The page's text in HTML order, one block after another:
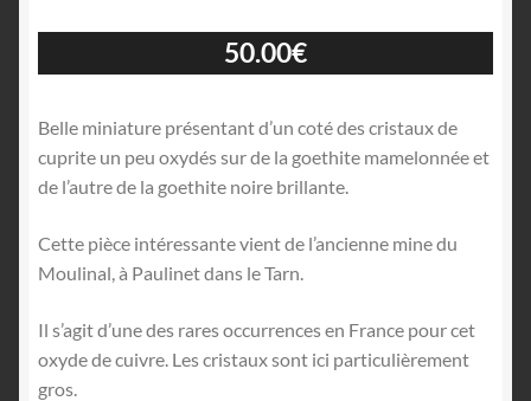
50.00€
Belle miniature présentant d’un coté des cristaux de
cuprite un peu oxydés sur de la goethite mamelonnée et
de l’autre de la goethite noire brillante.
Cette pièce intéressante vient de l’ancienne mine du
Moulinal, à Paulinet dans le Tarn.
Il s’agit d’une des rares occurrences en France pour cet
oxyde de cuivre. Les cristaux sont ici particulièrement
gros.